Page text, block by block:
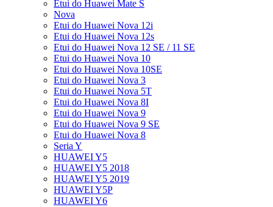
Etui do Huawei Mate S
Nova
Etui do Huawei Nova 12i
Etui do Huawei Nova 12s
Etui do Huawei Nova 12 SE / 11 SE
Etui do Huawei Nova 10
Etui do Huawei Nova 10SE
Etui do Huawei Nova 3
Etui do Huawei Nova 5T
Etui do Huawei Nova 8I
Etui do Huawei Nova 9
Etui do Huawei Nova 9 SE
Etui do Huawei Nova 8
Seria Y
HUAWEI Y5
HUAWEI Y5 2018
HUAWEI Y5 2019
HUAWEI Y5P
HUAWEI Y6